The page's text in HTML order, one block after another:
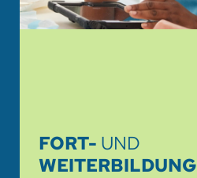
HOTEL
FORT- UND
WEITERBILDUNG